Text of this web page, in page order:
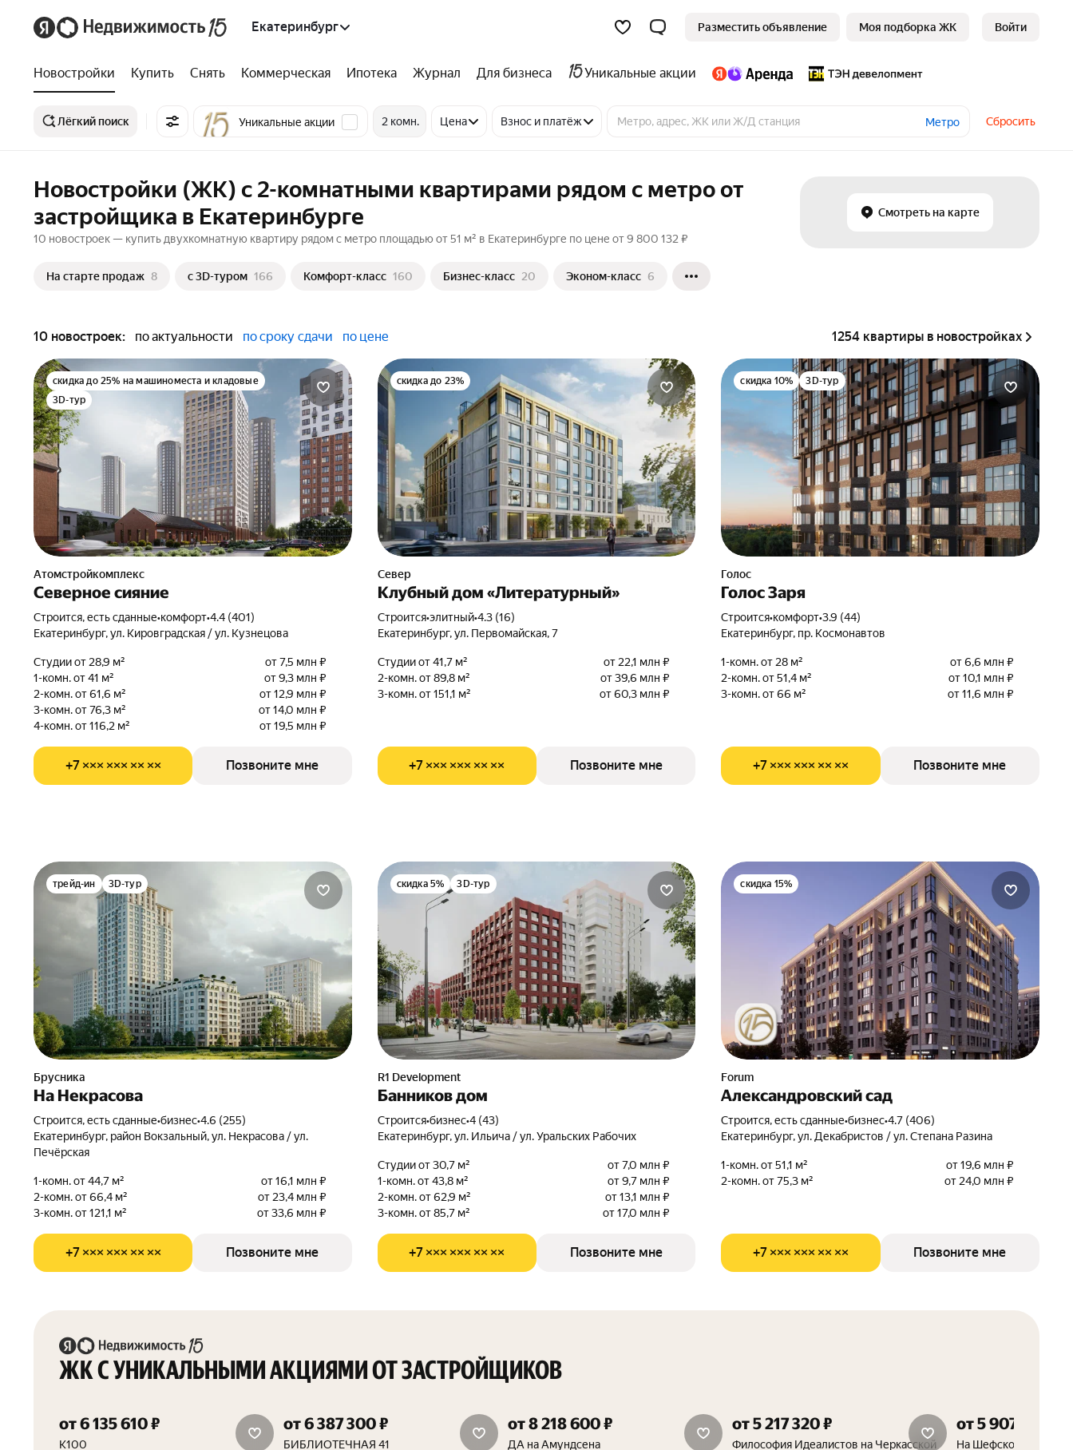
Екатеринбург Разместить объявление Моя подборка ЖК Войти
Новостройки Купить Снять Коммерческая Ипотека Журнал Для бизнеса Уникальные акции
Лёгкий поиск Уникальные акции 2 комн. Цена Взнос и платёж Метро Сбросить
Новостройки (ЖК) с 2-комнатными квартирами рядом с метро от
застройщика в Екатеринбурге
10 новостроек — купить двухкомнатную квартиру рядом с метро площадью от 51 м² в Екатеринбурге по цене от 9 800 132 ₽
На старте продаж 8 c 3D-туром 166 Комфорт-класс 160 Бизнес-класс 20 Эконом-класс 6
Смотреть на карте
10 новостроек: по актуальности по сроку сдачи по цене 1254 квартиры в новостройках
скидка до 25% на машиноместа и кладовые
3D-тур
Атомстройкомплекс
Северное сияние
Строится, есть сданные•комфорт•4.4 (401)
Екатеринбург, ул. Кировградская / ул. Кузнецова
Студии от 28,9 м²
от 7,5 млн ₽
1-комн. от 41 м²
от 9,3 млн ₽
2-комн. от 61,6 м²
от 12,9 млн ₽
3-комн. от 76,3 м²
от 14,0 млн ₽
4-комн. от 116,2 м²
от 19,5 млн ₽
+7 ××× ××× ×× ×× Позвоните мне
скидка до 23%
Север
Клубный дом «Литературный»
Строится•элитный•4.3 (16)
Екатеринбург, ул. Первомайская, 7
Студии от 41,7 м²
от 22,1 млн ₽
2-комн. от 89,8 м²
от 39,6 млн ₽
3-комн. от 151,1 м²
от 60,3 млн ₽
+7 ××× ××× ×× ×× Позвоните мне
скидка 10% 3D-тур
Голос
Голос Заря
Строится•комфорт•3.9 (44)
Екатеринбург, пр. Космонавтов
1-комн. от 28 м²
от 6,6 млн ₽
2-комн. от 51,4 м²
от 10,1 млн ₽
3-комн. от 66 м²
от 11,6 млн ₽
+7 ××× ××× ×× ×× Позвоните мне
трейд-ин 3D-тур
Брусника
На Некрасова
Строится, есть сданные•бизнес•4.6 (255)
Екатеринбург, район Вокзальный, ул. Некрасова / ул.
Печёрская
1-комн. от 44,7 м²
от 16,1 млн ₽
2-комн. от 66,4 м²
от 23,4 млн ₽
3-комн. от 121,1 м²
от 33,6 млн ₽
+7 ××× ××× ×× ×× Позвоните мне
скидка 5% 3D-тур
R1 Development
Банников дом
Строится•бизнес•4 (43)
Екатеринбург, ул. Ильича / ул. Уральских Рабочих
Студии от 30,7 м²
от 7,0 млн ₽
1-комн. от 43,8 м²
от 9,7 млн ₽
2-комн. от 62,9 м²
от 13,1 млн ₽
3-комн. от 85,7 м²
от 17,0 млн ₽
+7 ××× ××× ×× ×× Позвоните мне
скидка 15%
Forum
Александровский сад
Строится, есть сданные•бизнес•4.7 (406)
Екатеринбург, ул. Декабристов / ул. Степана Разина
1-комн. от 51,1 м²
от 19,6 млн ₽
2-комн. от 75,3 м²
от 24,0 млн ₽
+7 ××× ××× ×× ×× Позвоните мне
ЖК С УНИКАЛЬНЫМИ АКЦИЯМИ ОТ ЗАСТРОЙЩИКОВ
скидка 15%
от 6 135 610 ₽
К100
скидка до 15%
от 6 387 300 ₽
БИБЛИОТЕЧНАЯ 41
скидка 15%
от 8 218 600 ₽
ДА на Амундсена
скидка от 150 000 руб.
от 5 217 320 ₽
Философия Идеалистов на Черкасской
скидка 15%
от 5 907 903 ₽
На Шефской